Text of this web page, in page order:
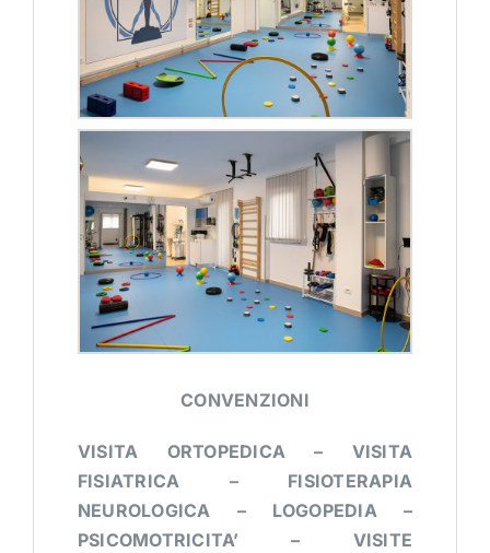
CONVENZIONI
VISITA ORTOPEDICA – VISITA
FISIATRICA – FISIOTERAPIA
NEUROLOGICA – LOGOPEDIA –
PSICOMOTRICITA’ – VISITE